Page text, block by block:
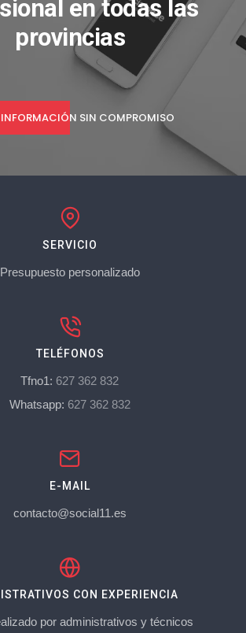
en todas las
provincias
INFORMACIÓN SIN COMPROMISO
SERVICIO
Presupuesto personalizado
TELÉFONOS
Tfno1: 627 362 832
Whatsapp: 627 362 832
E-MAIL
contacto@social11.es
CON EXPERIENCIA
por administrativos y técnicos